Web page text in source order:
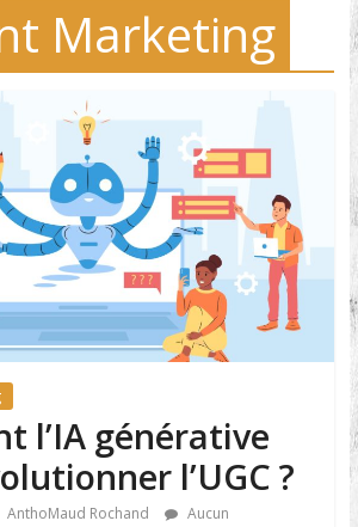
Marketing
l’IA générative
l’UGC ?
AnthoMaud Rochand
Aucun